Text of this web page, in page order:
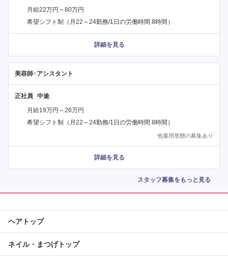
月給22万円～80万円
希望シフト制（月22～24勤務/1日の労働時間 8時間）
詳細を見る
美容師×アシスタント
正社員
月給19万円～26万円
希望シフト制（月22～24勤務/1日の労働時間 8時間）
他雇用形態の募集あり
詳細を見る
スタッフ募集をもっと見る
ヘアトップ
ネイル・まつげトップ